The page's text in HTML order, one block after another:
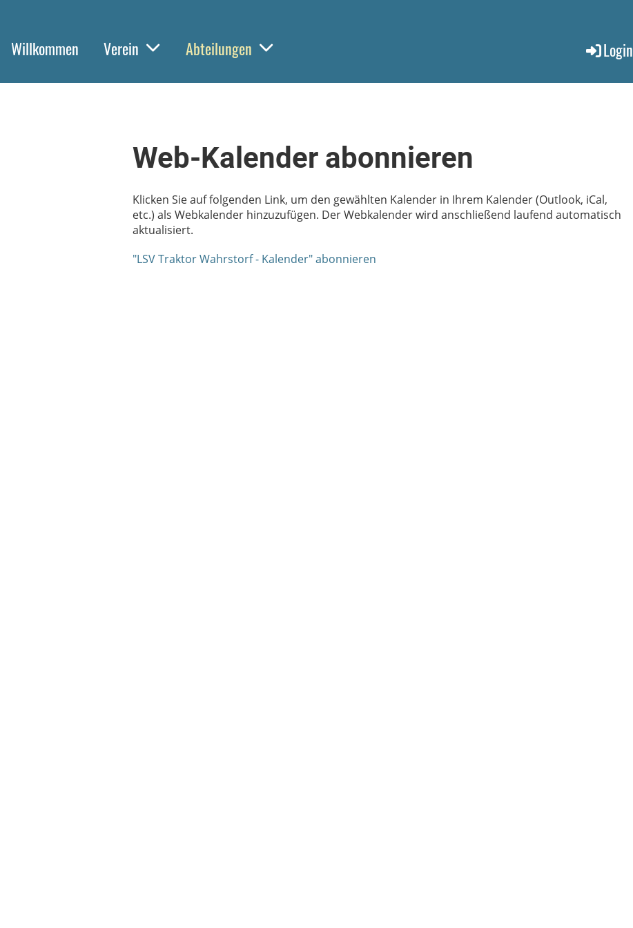
Willkommen Verein Abteilungen Login
Web-Kalender abonnieren
Klicken Sie auf folgenden Link, um den gewählten Kalender in Ihrem Kalender (Outlook, iCal,
etc.) als Webkalender hinzuzufügen. Der Webkalender wird anschließend laufend automatisch
aktualisiert.
"LSV Traktor Wahrstorf - Kalender" abonnieren